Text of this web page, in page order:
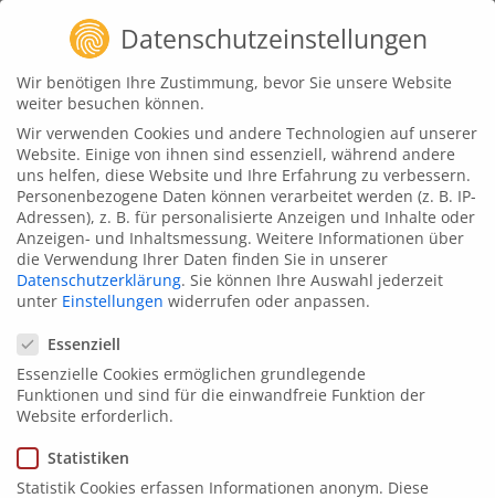
springen
animat3d
Wertgarantie SE – Rund ums
Rad Intro und Outro
August 28, 2020
Für den Spezialversicherer und
Garantieexperte
beauftragt, dessen neuenYoutube-Channel „Rund
ums Rad“einen gestalterischen Rahmen zu
verleihen.
Dazu wurde unser animated-Team in der 2D-
Datenschutzeinstellungen
Wir benötigen Ihre Zustimmung, bevor Sie unsere Website
weiter besuchen können.
Wir verwenden Cookies und andere Technologien auf unserer
Website. Einige von ihnen sind essenziell, während andere
uns helfen, diese Website und Ihre Erfahrung zu verbessern.
Personenbezogene Daten können verarbeitet werden (z. B. IP-
Adressen), z. B. für personalisierte Anzeigen und Inhalte oder
Anzeigen- und Inhaltsmessung. Weitere Informationen über
die Verwendung Ihrer Daten finden Sie in unserer
Datenschutzerklärung. Sie können Ihre Auswahl jederzeit
unter Einstellungen widerrufen oder anpassen.
Essenziell
Essenzielle Cookies ermöglichen grundlegende
Funktionen und sind für die einwandfreie Funktion der
Website erforderlich.
Statistiken
Statistik Cookies erfassen Informationen anonym. Diese